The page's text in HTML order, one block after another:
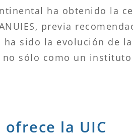
ha obtenido la
previa
ha sido la evolución de
no sólo como un
la UIC